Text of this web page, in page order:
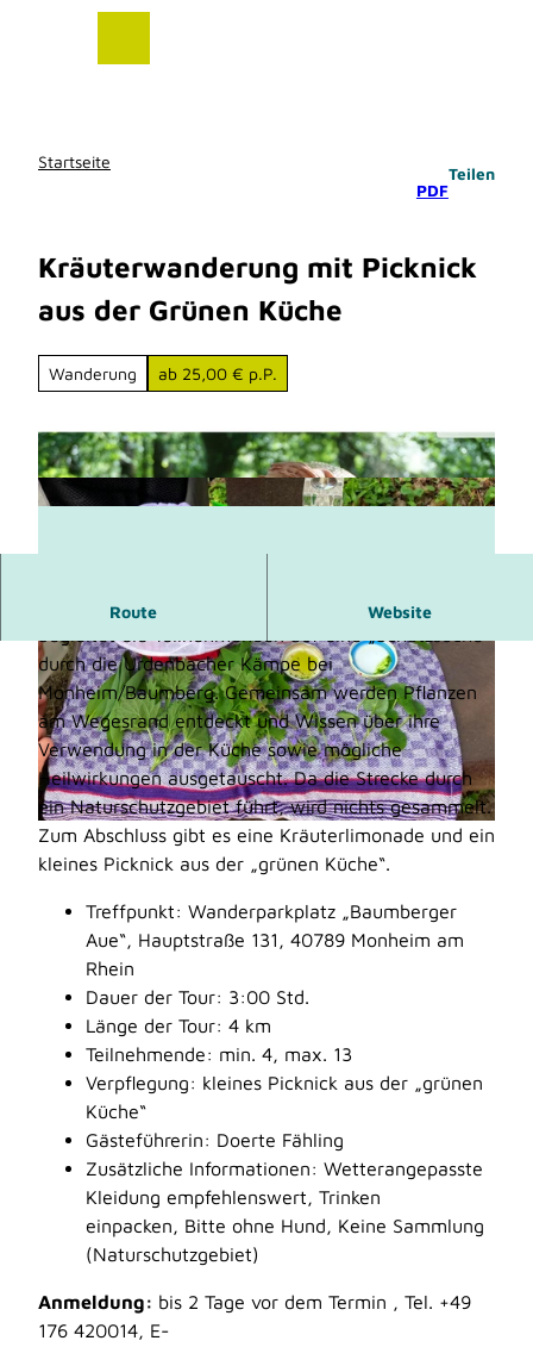
Startseite
PDF
Teilen
Kräuterwanderung mit Picknick
aus der Grünen Küche
Wanderung ab 25,00 € p.P.
© Doerte Fähling
© Doerte Fähling
Route Website
Die zertifizierte Kräuterpädagogin Dörte Fähling
durch die Urdenbacher Kämpe bei
Monheim/Baumberg. Gemeinsam werden Pflanzen
am Wegesrand entdeckt und Wissen über ihre
Verwendung in der Küche sowie mögliche
Heilwirkungen ausgetauscht. Da die Strecke durch
ein Naturschutzgebiet führt, wird nichts gesammelt.
Zum Abschluss gibt es eine Kräuterlimonade und ein
kleines Picknick aus der „grünen Küche“.
Treffpunkt: Wanderparkplatz „Baumberger
Aue“, Hauptstraße 131, 40789 Monheim am
Rhein
Dauer der Tour: 3:00 Std.
Länge der Tour: 4 km
Teilnehmende: min. 4, max. 13
Verpflegung: kleines Picknick aus der „grünen
Küche“
Gästeführerin: Doerte Fähling
Zusätzliche Informationen: Wetterangepasste
Kleidung empfehlenswert, Trinken
einpacken, Bitte ohne Hund, Keine Sammlung
(Naturschutzgebiet)
Anmeldung: bis 2 Tage vor dem Termin , Tel. +49
176 420014, E-